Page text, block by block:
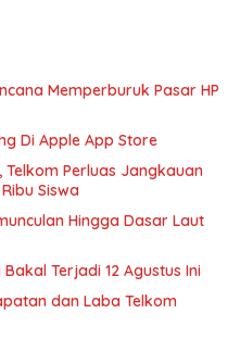
Memperburuk Pasar HP
Di Apple App Store
Perluas Jangkauan
Siswa
Hingga Dasar Laut
Terjadi 12 Agustus Ini
dan Laba Telkom